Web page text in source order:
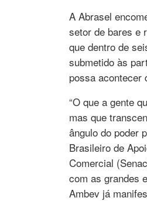
A Abrasel
setor de bares e
que dentro de
submetido às
possa acontecer
“O que a gente
mas que
ângulo do poder
Brasileiro de
Comercial
com as grandes
Ambev já